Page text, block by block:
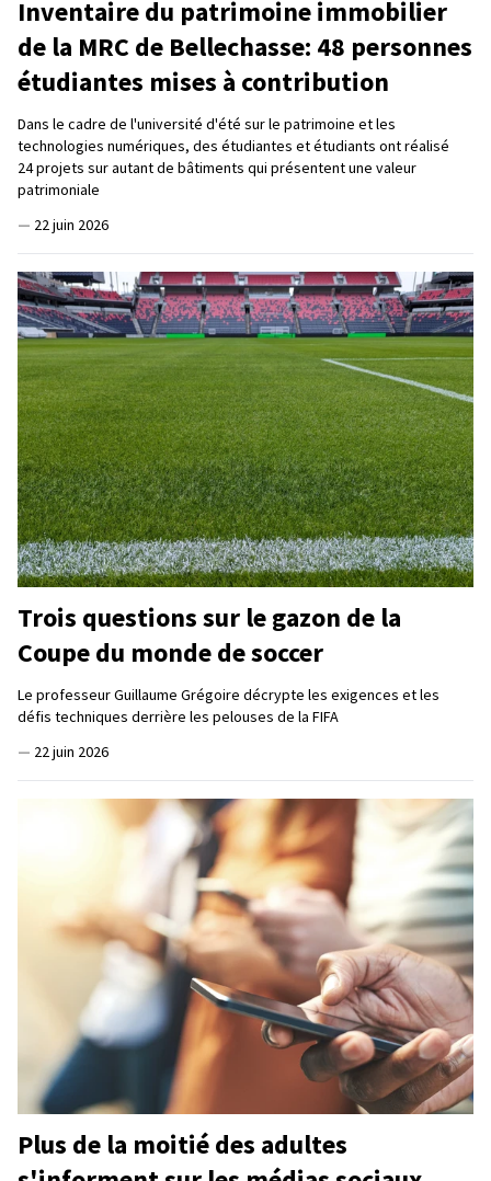
Inventaire du patrimoine immobilier
de la MRC de Bellechasse: 48 personnes
étudiantes mises à contribution
Dans le cadre de l'université d'été sur le patrimoine et les
technologies numériques, des étudiantes et étudiants ont réalisé
24 projets sur autant de bâtiments qui présentent une valeur
patrimoniale
— 22 juin 2026
Trois questions sur le gazon de la
Coupe du monde de soccer
Le professeur Guillaume Grégoire décrypte les exigences et les
défis techniques derrière les pelouses de la FIFA
— 22 juin 2026
Plus de la moitié des adultes